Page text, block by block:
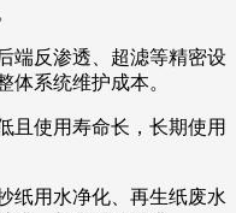
端反渗透、超滤等精密设
体系统维护成本。
且使用寿命长，长期使用
纸用水净化、再生纸废水